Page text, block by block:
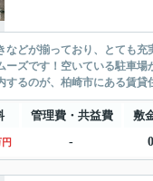
などが揃っており、とても
ーズです！空いている駐車
するのが、柏崎市にある賃
管理費・共益費 敷
-